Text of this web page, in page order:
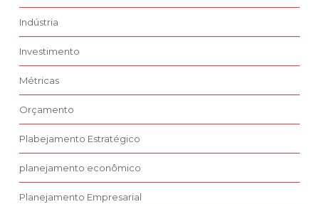
Indústria
Investimento
Métricas
Orçamento
Plabejamento Estratégico
planejamento econômico
Planejamento Empresarial